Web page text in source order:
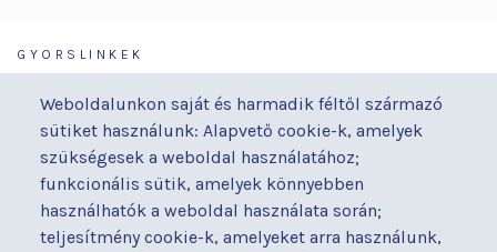
Weboldalunkon saját és harmadik féltől származó
sütiket használunk: Alapvető cookie-k, amelyek
szükségesek a weboldal használatához;
funkcionális sütik, amelyek könnyebben
használhatók a weboldal használata során;
teljesítmény cookie-k, amelyeket arra használunk,
GYORSLINKEK
Orvosaink
Osztályaink
Kapcsolat
Akadálymentesítési
nyilatkozat
Gyermekmegőrző
Házirend
Hírek
Parkolás
Térítéses ellátás